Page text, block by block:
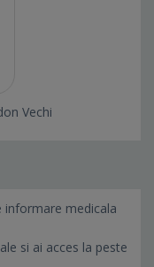
Vechi
informare medicala
si ai acces la peste